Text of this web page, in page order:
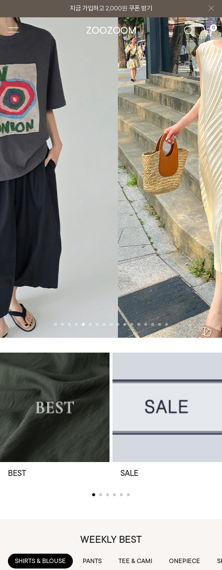
지금 가입하고 2,000원 쿠폰 받기
지금 가입하고 2,000원쿠폰 받기 0
BEST SALE
WEEKLY BEST
PANTS TEE & CAMI ONEPIECE SKIRTS OUTWEAR